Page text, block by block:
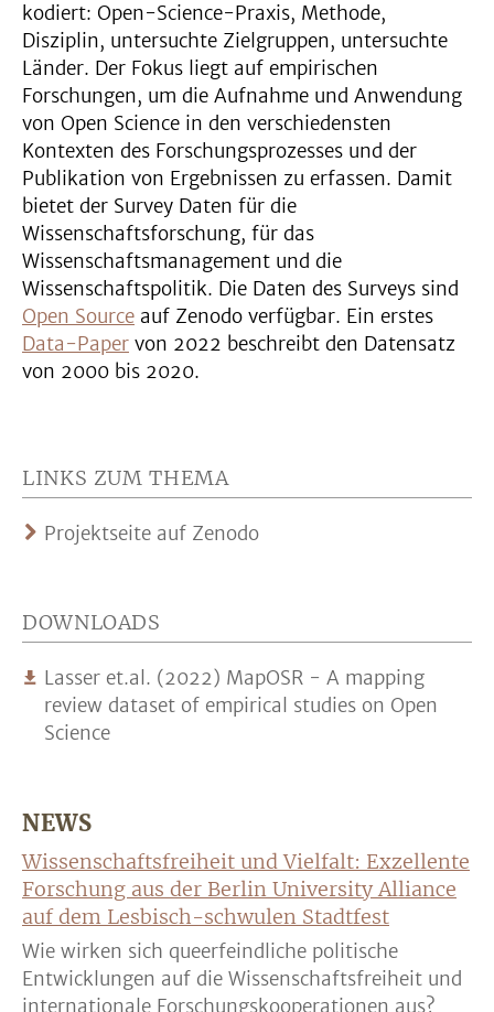
kodiert: Open-Science-Praxis, Methode,
Disziplin, untersuchte Zielgruppen, untersuchte
Länder. Der Fokus liegt auf empirischen
Forschungen, um die Aufnahme und Anwendung
von Open Science in den verschiedensten
Kontexten des Forschungsprozesses und der
Publikation von Ergebnissen zu erfassen. Damit
bietet der Survey Daten für die
Wissenschaftsforschung, für das
Wissenschaftsmanagement und die
Wissenschaftspolitik. Die Daten des Surveys sind
Open Source auf Zenodo verfügbar. Ein erstes
Data-Paper von 2022 beschreibt den Datensatz
von 2000 bis 2020.
LINKS ZUM THEMA
Projektseite auf Zenodo
DOWNLOADS
Lasser et.al. (2022) MapOSR - A mapping
review dataset of empirical studies on Open
Science
NEWS
Wissenschaftsfreiheit und Vielfalt: Exzellente
Forschung aus der Berlin University Alliance
auf dem Lesbisch-schwulen Stadtfest
Wie wirken sich queerfeindliche politische
Entwicklungen auf die Wissenschaftsfreiheit und
internationale Forschungskooperationen aus?